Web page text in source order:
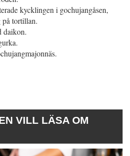
kycklingen i gochujangåsen,
tortillan.
daikon.
VILL LÄSA OM